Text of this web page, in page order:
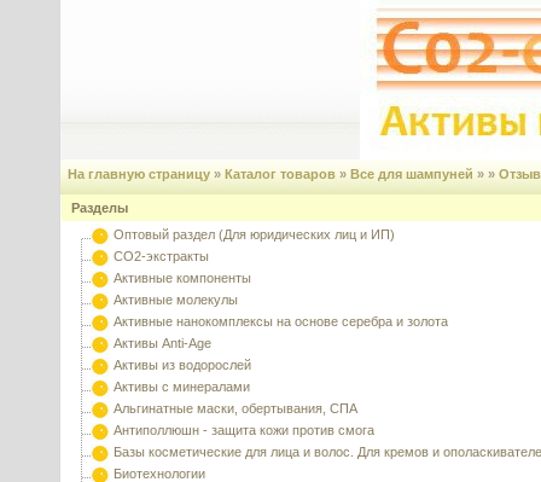
На главную страницу » Каталог товаров » Все для шампуней » »
Разделы
Оптовый раздел (Для юридических лиц и ИП)
CO2-экстракты
Активные компоненты
Активные молекулы
Активные нанокомплексы на основе серебра и золота
Активы Anti-Age
Активы из водорослей
Активы с минералами
Альгинатные маски, обертывания, СПА
Антиполлюшн - защита кожи против смога
Базы косметические для лица и волос. Для кремов и
Биотехнологии